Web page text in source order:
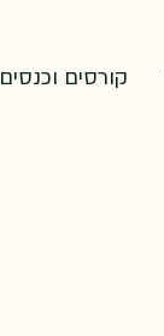
קורסים וכנסים